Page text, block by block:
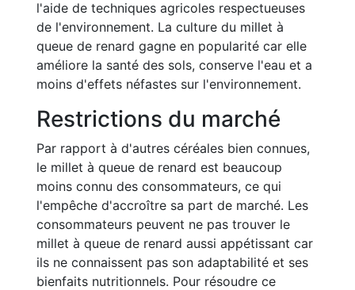
l'aide de techniques agricoles respectueuses
de l'environnement. La culture du millet à
queue de renard gagne en popularité car elle
améliore la santé des sols, conserve l'eau et a
moins d'effets néfastes sur l'environnement.
Restrictions du marché
Par rapport à d'autres céréales bien connues,
le millet à queue de renard est beaucoup
moins connu des consommateurs, ce qui
l'empêche d'accroître sa part de marché. Les
consommateurs peuvent ne pas trouver le
millet à queue de renard aussi appétissant car
ils ne connaissent pas son adaptabilité et ses
bienfaits nutritionnels. Pour résoudre ce